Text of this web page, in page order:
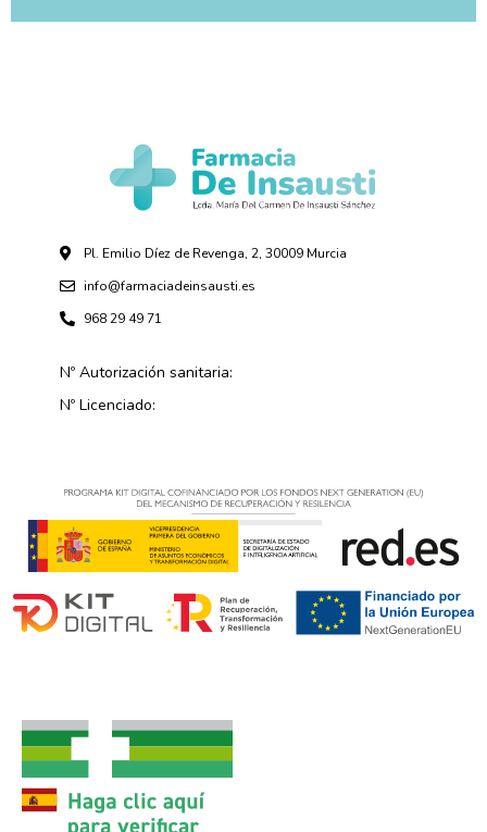
Pl. Emilio Díez de Revenga, 2, 30009 Murcia
info@farmaciadeinsausti.es
968 29 49 71
Nº Autorización sanitaria:
Nº Licenciado: